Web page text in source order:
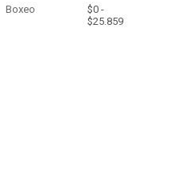
Boxeo
$0 -
$25.859